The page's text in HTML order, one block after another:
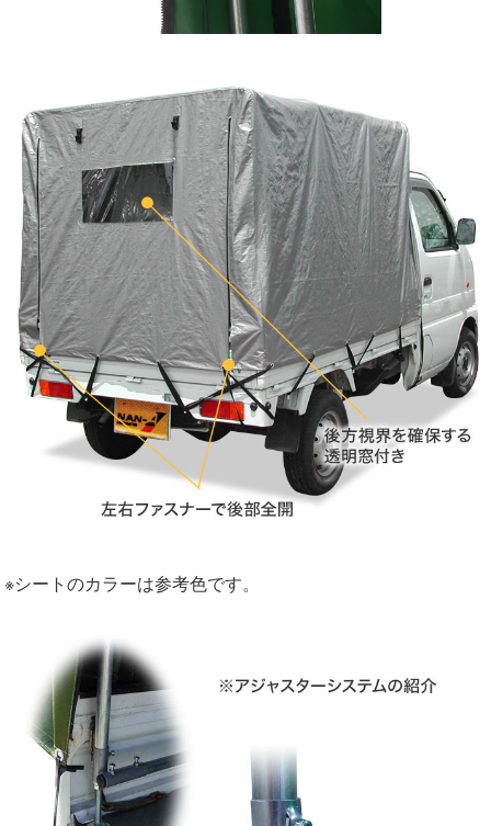
※シートのカラーは参考色です。